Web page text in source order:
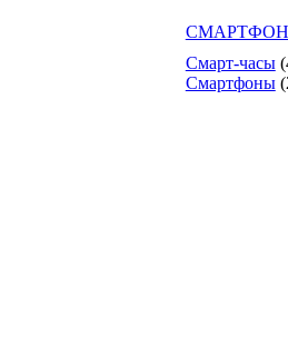
Смарт-часы
Смартфоны